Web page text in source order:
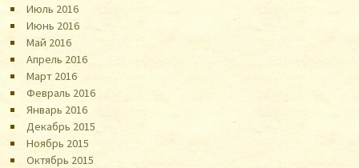
Июль 2016
Июнь 2016
Май 2016
Апрель 2016
Март 2016
Февраль 2016
Январь 2016
Декабрь 2015
Ноябрь 2015
Октябрь 2015